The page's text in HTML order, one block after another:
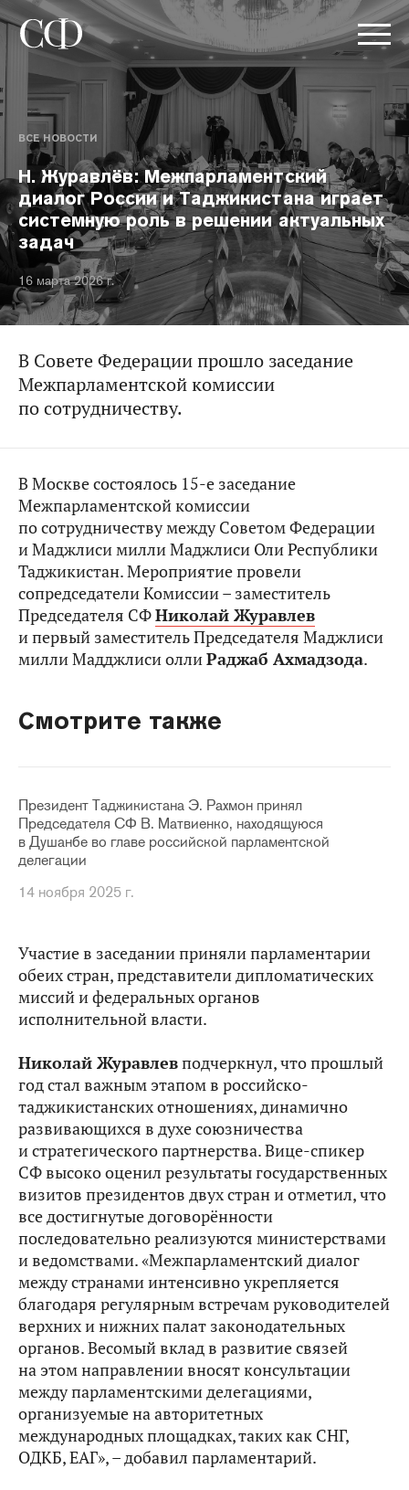
ВСЕ НОВОСТИ
Н. Журавлёв: Межпарламентский
диалог России и Таджикистана играет
системную роль в решении актуальных
задач
16 марта 2026 г.
В Совете Федерации прошло заседание
Межпарламентской комиссии
по сотрудничеству.
В Москве состоялось 15-е заседание
Межпарламентской комиссии
по сотрудничеству между Советом Федерации
и Маджлиси милли Маджлиси Оли Республики
Таджикистан. Мероприятие провели
сопредседатели Комиссии – заместитель
Председателя СФНиколай Журавлев
и первый заместитель Председателя Маджлиси
милли Мадджлиси оллиРаджаб Ахмадзода.
Смотрите также
Президент Таджикистана Э. Рахмон принял
Председателя СФ В. Матвиенко, находящуюся
в Душанбе во главе российской парламентской
делегации
14 ноября 2025 г.
Участие в заседании приняли парламентарии
обеих стран, представители дипломатических
миссий и федеральных органов
исполнительной власти.
Николай Журавлевподчеркнул, что прошлый
год стал важным этапом в российско-
таджикистанских отношениях, динамично
развивающихся в духе союзничества
и стратегического партнерства. Вице-спикер
СФ высоко оценил результаты государственных
визитов президентов двух стран и отметил, что
все достигнутые договорённости
последовательно реализуются министерствами
и ведомствами. «Межпарламентский диалог
между странами интенсивно укрепляется
благодаря регулярным встречам руководителей
верхних и нижних палат законодательных
органов. Весомый вклад в развитие связей
на этом направлении вносят консультации
между парламентскими делегациями,
организуемые на авторитетных
международных площадках, таких как СНГ,
ОДКБ, ЕАГ», – добавил парламентарий.